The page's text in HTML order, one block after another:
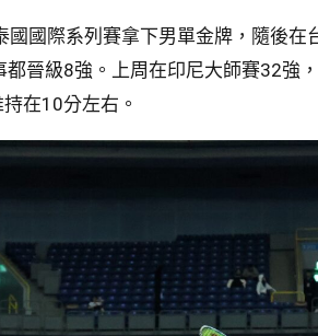
國際系列賽拿下男單金牌，隨後在
晉級8強。上周在印尼大師賽32強
在10分左右。